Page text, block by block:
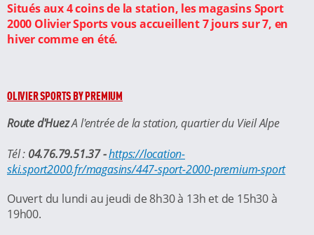
Situés aux 4 coins de la station, les magasins Sport
2000 Olivier Sports vous accueillent 7 jours sur 7, en
hiver comme en été.
OLIVIER SPORTS BY PREMIUM
Route d'HuezA l'entrée de la station, quartier du Vieil Alpe
Tél : 04.76.79.51.37 -https://location-
ski.sport2000.fr/magasins/447-sport-2000-premium-sport
Ouvert du lundi au jeudi de 8h30 à 13h et de 15h30 à
19h00.